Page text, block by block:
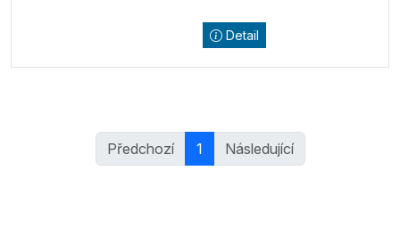
Detail
Předchozí 1 Následující